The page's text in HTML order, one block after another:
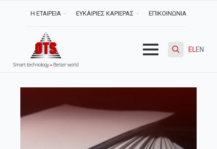
Η ΕΤΑΙΡΕΙΑ ΕΥΚΑΙΡΙΕΣ ΚΑΡΙΕΡΑΣ ΕΠΙΚΟΙΝΩΝΙΑ
ELEN